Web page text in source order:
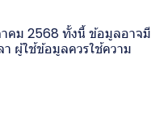
คม 2568 ทั้งนี้ ข้อมูลอาจมี
ผู้ใช้ข้อมูลควรใช้ความ